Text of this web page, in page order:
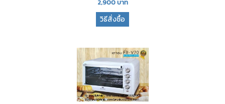
2,900บาท
วิธีสั่งซื้อ